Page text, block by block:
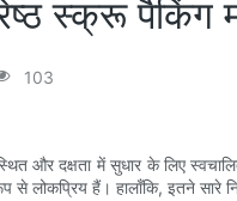
स्क्रू पैकिंग
103
और दक्षता में सुधार के लिए
हैं। हालाँकि, इतने सारे